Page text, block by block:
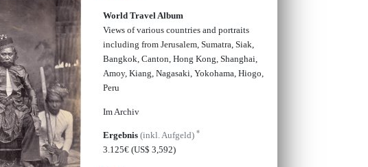
World Travel Album
Views of various countries and portraits
including from Jerusalem, Sumatra, Siak,
Bangkok, Canton, Hong Kong, Shanghai,
Amoy, Kiang, Nagasaki, Yokohama, Hiogo,
Peru
Im Archiv
Ergebnis (inkl. Aufgeld) *
3.125€ (US$ 3,592)